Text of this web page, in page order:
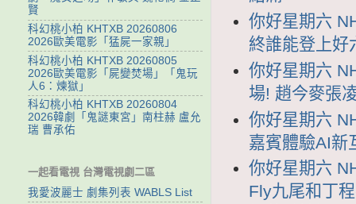
你好星期六
終誰能登上好
你好星期六
場! 趙今麥張
你好星期六
嘉賓體驗AI新
你好星期六
Fly九尾和丁
賢
科幻桃小柏 KHTXB 20260806
2026歐美電影「猛屍一家親」
科幻桃小柏 KHTXB 20260805
2026歐美電影「屍變焚場」「鬼玩
人6：煉獄」
科幻桃小柏 KHTXB 20260804
2026韓劇「鬼謎東宮」南柱赫 盧允
瑞 曹承佑
一起看電視 台灣電視劇二區
我愛波麗士 劇集列表 WABLS List